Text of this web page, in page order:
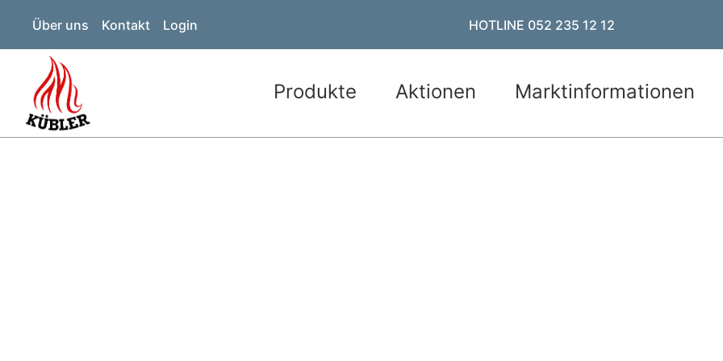
Über uns Kontakt Login HOTLINE 052 235 12 12
Produkte Aktionen Marktinformationen